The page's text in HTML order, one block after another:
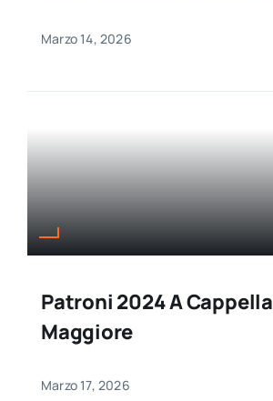
Marzo 14, 2026
Patroni 2024 A Cappella
Maggiore
Marzo 17, 2026